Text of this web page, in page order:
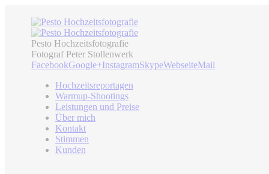
Pesto Hochzeitsfotografie
Fotograf Peter Stollenwerk
FacebookGoogle+InstagramSkypeWebseiteMail
Hochzeitsreportagen
Warmup-Shootings
Leistungen und Preise
Über mich
Kontakt
Stimmen
Kunden